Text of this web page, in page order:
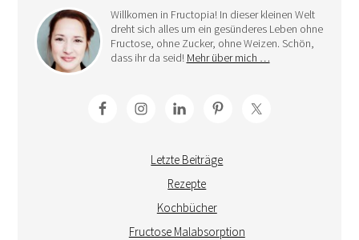
Willkomen in Fructopia! In dieser kleinen Welt
dreht sich alles um ein gesünderes Leben ohne
Fructose, ohne Zucker, ohne Weizen. Schön,
dass ihr da seid! Mehr über mich …
Letzte Beiträge
Rezepte
Kochbücher
Fructose Malabsorption